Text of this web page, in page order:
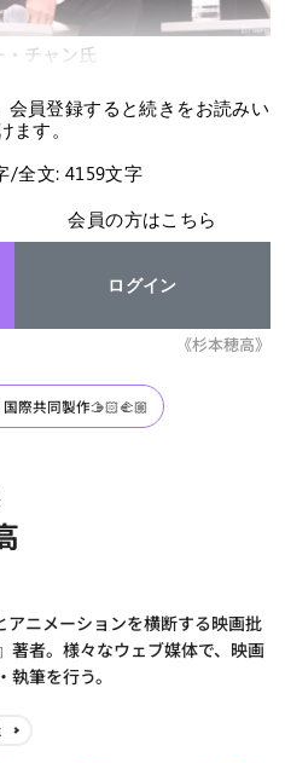
・チャン氏
会員登録すると続きをお読みい
ます。
/全文: 4159文字
会員の方はこちら
ログイン
《杉本穂高》
際共同製作🫱🏻‍🫲🏼
ニメーションを横断する映画批
著者。様々なウェブ媒体で、映画
筆を行う。